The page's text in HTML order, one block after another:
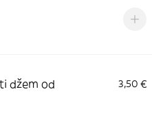
džem od
3,50 €